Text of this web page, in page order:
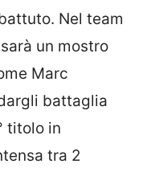
Nel team
un mostro
Marc
battaglia
titolo in
tra 2